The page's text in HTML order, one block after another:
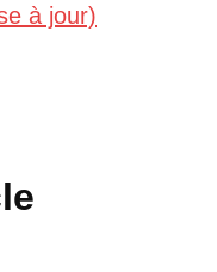
à jour)